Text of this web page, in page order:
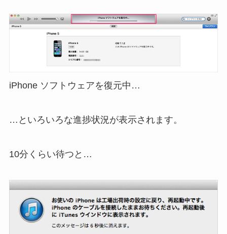
iPhone ソフトウェアを復元中…
…といろいろな進捗状況が表示されます。
10分くらい待つと…